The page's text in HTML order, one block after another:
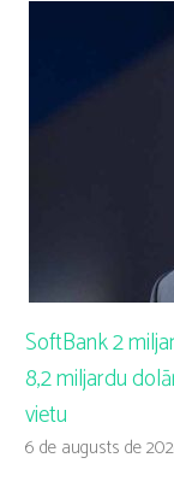
SoftBank 2
8,2 miljardu
vietu
6 de augusts de